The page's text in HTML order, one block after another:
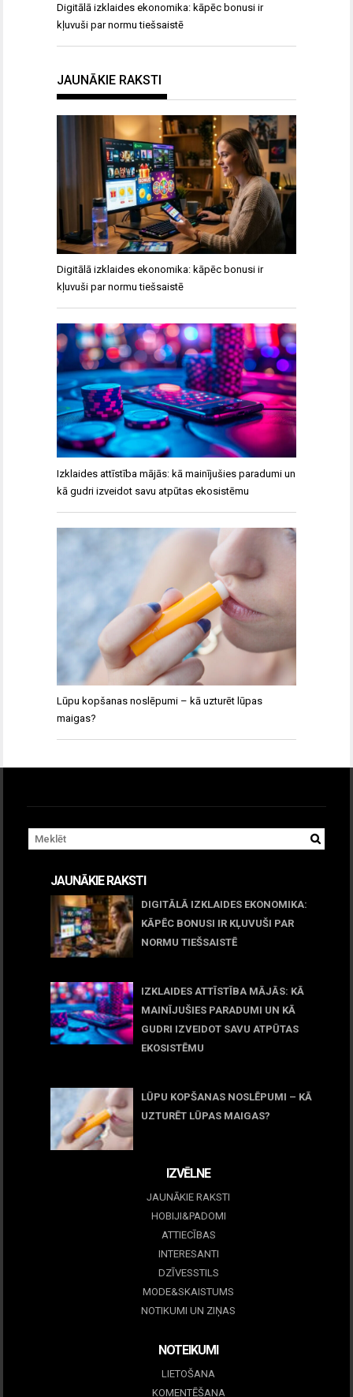
Digitālā izklaides ekonomika: kāpēc bonusi ir
kļuvuši par normu tiešsaistē
JAUNĀKIE RAKSTI
Digitālā izklaides ekonomika: kāpēc bonusi ir
kļuvuši par normu tiešsaistē
Izklaides attīstība mājās: kā mainījušies paradumi un
kā gudri izveidot savu atpūtas ekosistēmu
Lūpu kopšanas noslēpumi – kā uzturēt lūpas
maigas?
JAUNĀKIE RAKSTI
DIGITĀLĀ IZKLAIDES EKONOMIKA:
KĀPĒC BONUSI IR KĻUVUŠI PAR
NORMU TIEŠSAISTĒ
IZKLAIDES ATTĪSTĪBA MĀJĀS: KĀ
MAINĪJUŠIES PARADUMI UN KĀ
GUDRI IZVEIDOT SAVU ATPŪTAS
EKOSISTĒMU
LŪPU KOPŠANAS NOSLĒPUMI – KĀ
UZTURĒT LŪPAS MAIGAS?
IZVĒLNE
JAUNĀKIE RAKSTI
HOBIJI&PADOMI
ATTIECĪBAS
INTERESANTI
DZĪVESSTILS
MODE&SKAISTUMS
NOTIKUMI UN ZIŅAS
NOTEIKUMI
LIETOŠANA
KOMENTĒŠANA